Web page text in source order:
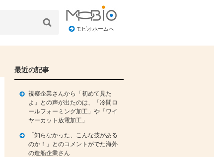
モビオホームへ
最近の記事
視察企業さんから「初めて見た
よ」との声が出たのは、「冷間ロ
ールフォーミング加工」や「ワイ
ヤーカット放電加工」
「知らなかった、こんな技がある
のか！」とのコメントがでた海外
の造船企業さん